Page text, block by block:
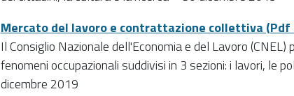
Mercato del lavoro e contrattazione collettiva (Pdf
Il Consiglio Nazionale dell'Economia e del Lavoro
fenomeni occupazionali suddivisi in 3 sezioni: i lavori, le
dicembre 2019